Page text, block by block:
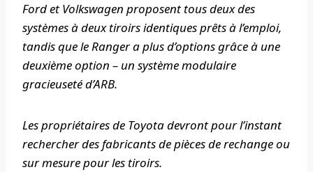
Ford et Volkswagen proposent tous deux des
systèmes à deux tiroirs identiques prêts à l’emploi,
tandis que le Ranger a plus d’options grâce à une
deuxième option – un système modulaire
gracieuseté d’ARB.
Les propriétaires de Toyota devront pour l’instant
rechercher des fabricants de pièces de rechange ou
sur mesure pour les tiroirs.